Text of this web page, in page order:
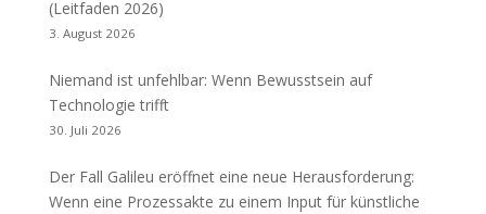
(Leitfaden 2026)
3. August 2026
Niemand ist unfehlbar: Wenn Bewusstsein auf
Technologie trifft
30. Juli 2026
Der Fall Galileu eröffnet eine neue Herausforderung:
Wenn eine Prozessakte zu einem Input für künstliche